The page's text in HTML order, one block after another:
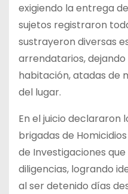
exigiendo la entrega
sujetos registraron
sustrayeron diversas
arrendatarios,
habitación, atadas de
del lugar.
En el juicio declararon
brigadas de
de Investigaciones
diligencias, logrando
al ser detenido días